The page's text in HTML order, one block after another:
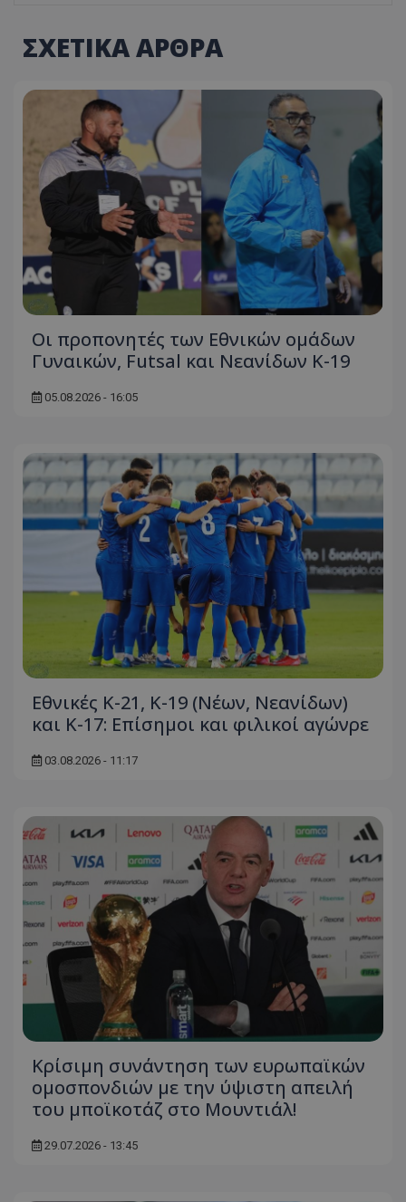
ΣΧΕΤΙΚΑ ΑΡΘΡΑ
Οι προπονητές των Εθνικών ομάδων
Γυναικών, Futsal και Νεανίδων Κ-19
05.08.2026 - 16:05
Εθνικές Κ-21, Κ-19 (Νέων, Νεανίδων)
και Κ-17: Eπίσημοι και φιλικοί αγώνρε
03.08.2026 - 11:17
Κρίσιμη συνάντηση των ευρωπαϊκών
ομοσπονδιών με την ύψιστη απειλή
του μποϊκοτάζ στο Μουντιάλ!
29.07.2026 - 13:45